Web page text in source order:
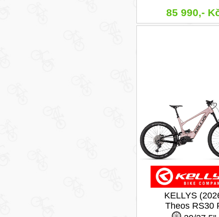
85 990,-
KELLYS
Theos RS30